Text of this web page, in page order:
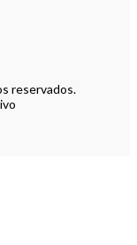
reservados.